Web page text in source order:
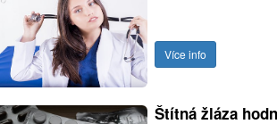
Více info
Štítná žláza